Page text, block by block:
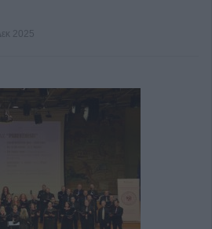
2025